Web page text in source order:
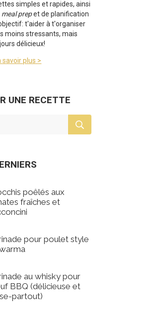
simples et rapides, ainsi
meal prepet de planification
t'aider à t'organiser
moins stressants, mais
délicieux!
savoir plus >
UNE RECETTE
poêlés aux
fraîches et
pour poulet style
au whisky pour
BBQ (délicieuse et
partout)